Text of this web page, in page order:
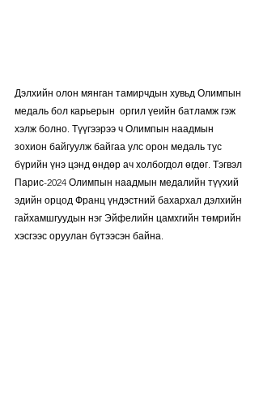
Дэлхийн олон мянган тамирчдын хувьд Олимпын
медаль бол карьерын  оргил үеийн батламж гэж
хэлж болно. Түүгээрээ ч Олимпын наадмын
зохион байгуулж байгаа улс орон медаль тус
бүрийн үнэ цэнд өндөр ач холбогдол өгдөг. Тэгвэл
Парис-2024 Олимпын наадмын медалийн түүхий
эдийн орцод Франц үндэстний бахархал дэлхийн
гайхамшгуудын нэг Эйфелийн цамхгийн төмрийн
хэсгээс оруулан бүтээсэн байна.